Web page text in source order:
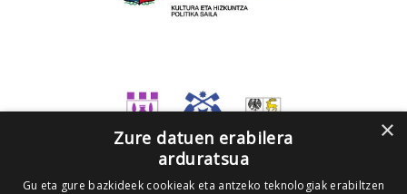
×
Zure datuen erabilera
arduratsua
Gu eta gure bazkideek cookieak eta antzeko teknologiak erabiltzen